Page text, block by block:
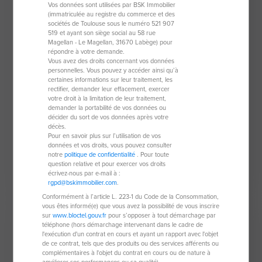
Duplex de 28 m²
76470 Le Treport
2 pièces
1 chambre
82 000 €
À saisir
Vos données sont utilisées par BSK Immobilier
(immatriculée au registre du commerce et des
sociétés de Toulouse sous le numéro 521 907
519 et ayant son siège social au 58 rue
Magellan - Le Magellan, 31670 Labège) pour
répondre à votre demande.
Vous avez des droits concernant vos données
personnelles. Vous pouvez y accéder ainsi qu’à
certaines informations sur leur traitement, les
rectifier, demander leur effacement, exercer
votre droit à la limitation de leur traitement,
demander la portabilité de vos données ou
décider du sort de vos données après votre
décès.
Pour en savoir plus sur l’utilisation de vos
données et vos droits, vous pouvez consulter
notrepolitique de confidentialité. Pour toute
question relative et pour exercer vos droits
écrivez-nous par e-mail à :
rgpd@bskimmobilier.com.
Conformément à l’article L. 223-1 du Code de la Consommation,
vous êtes informé(e) que vous avez la possibilité de vous inscrire
surwww.bloctel.gouv.frpour s’opposer à tout démarchage par
téléphone (hors démarchage intervenant dans le cadre de
l'exécution d'un contrat en cours et ayant un rapport avec l'objet
de ce contrat, tels que des produits ou des services afférents ou
complémentaires à l'objet du contrat en cours ou de nature à